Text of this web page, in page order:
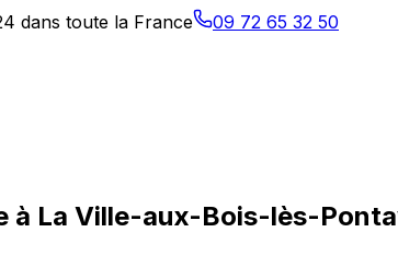
dans toute la France 09 72 65 32 50
à La Ville-aux-Bois-lès-